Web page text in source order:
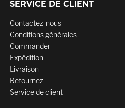
SERVICE DE CLIENT
Contactez-nous
Conditions générales
Commander
Expédition
Livraison
Retournez
Service de client